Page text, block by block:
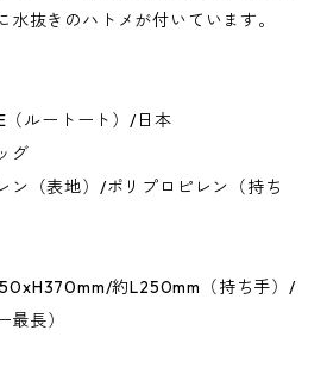
水抜きのハトメが付いています。
（ルートート）/日本
グ
ン（表地）/ポリプロピレン（持ち
約L250mm（持ち手）/
長）